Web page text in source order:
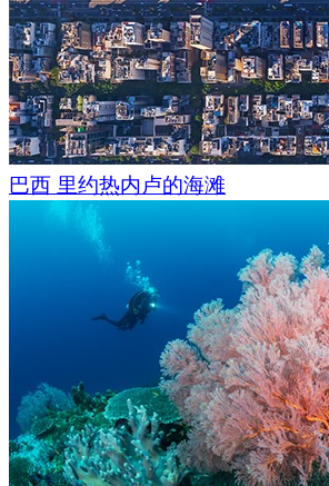
巴西 里约热内卢的海滩